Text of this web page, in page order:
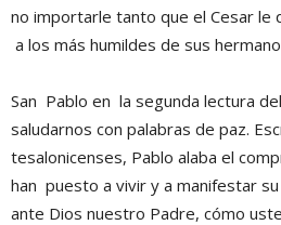
no importarle tanto que el Cesar le
a los más humildes de sus
San Pablo en la segunda lectura
saludarnos con palabras de paz.
tesalonicenses, Pablo alaba el
han puesto a vivir y a manifestar
ante Dios nuestro Padre, cómo